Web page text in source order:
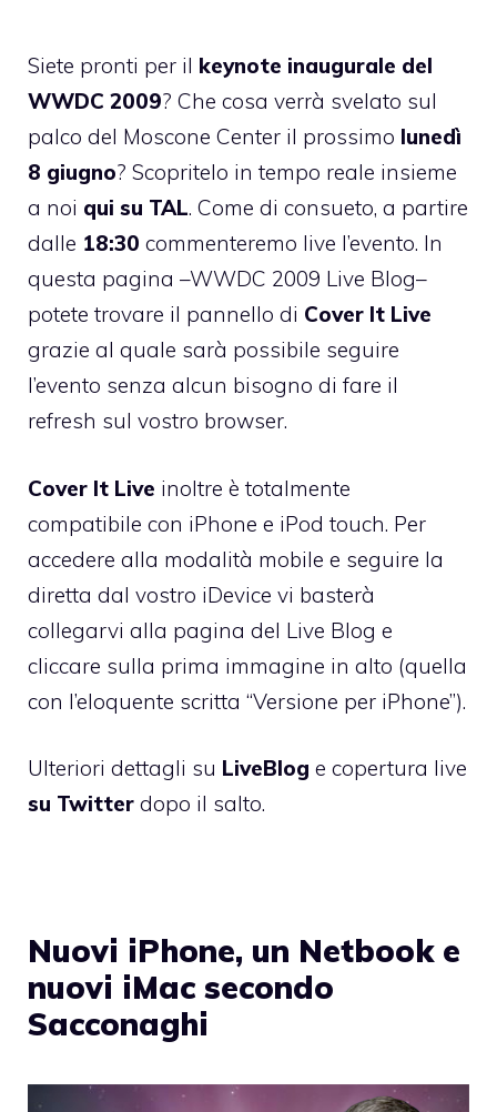
Siete pronti per il keynote inaugurale del
WWDC 2009? Che cosa verrà svelato sul
palco del Moscone Center il prossimo lunedì
8 giugno? Scopritelo in tempo reale insieme
a noi qui su TAL. Come di consueto, a partire
dalle 18:30 commenteremo live l’evento. In
questa pagina –WWDC 2009 Live Blog–
potete trovare il pannello di Cover It Live
grazie al quale sarà possibile seguire
l’evento senza alcun bisogno di fare il
refresh sul vostro browser.
Cover It Live inoltre è totalmente
compatibile con iPhone e iPod touch. Per
accedere alla modalità mobile e seguire la
diretta dal vostro iDevice vi basterà
collegarvi alla pagina del Live Blog e
cliccare sulla prima immagine in alto (quella
con l’eloquente scritta “Versione per iPhone”).
Ulteriori dettagli su LiveBlog e copertura live
su Twitter dopo il salto.
Nuovi iPhone, un Netbook e
nuovi iMac secondo
Sacconaghi